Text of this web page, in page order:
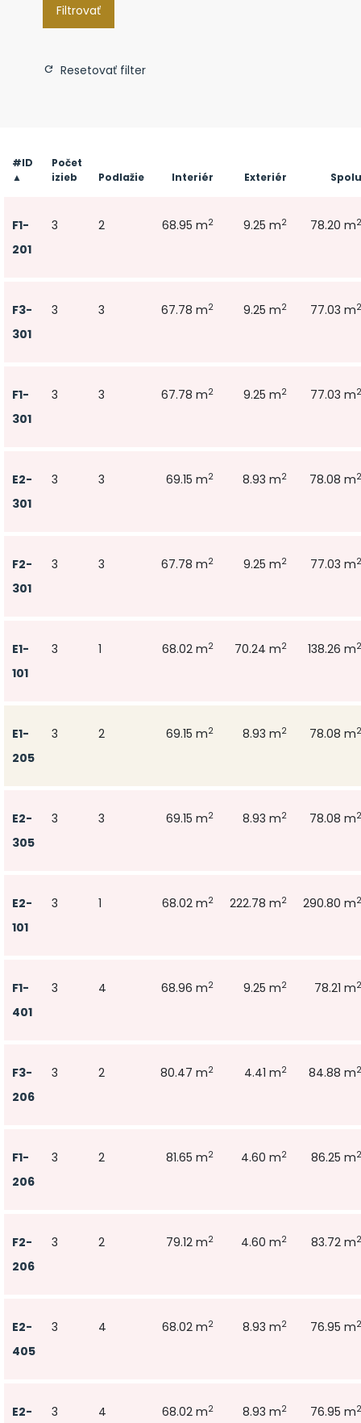
Filtrovať
Resetovať filter
#ID
▲
Počet
izieb
Podlažie Interiér Exteriér Spolu
F1-
201
3 2 68.95 m2 9.25 m2 78.20 m2
F3-
301
3 3 67.78 m2 9.25 m2 77.03 m2
F1-
301
3 3 67.78 m2 9.25 m2 77.03 m2
E2-
301
3 3 69.15 m2 8.93 m2 78.08 m2
F2-
301
3 3 67.78 m2 9.25 m2 77.03 m2
E1-
101
3 1 68.02 m2 70.24 m2 138.26 m2
E1-
205
3 2 69.15 m2 8.93 m2 78.08 m2
E2-
305
3 3 69.15 m2 8.93 m2 78.08 m2
E2-
101
3 1 68.02 m2 222.78 m2 290.80 m2
F1-
401
3 4 68.96 m2 9.25 m2 78.21 m2
F3-
206
3 2 80.47 m2 4.41 m2 84.88 m2
F1-
206
3 2 81.65 m2 4.60 m2 86.25 m2
F2-
206
3 2 79.12 m2 4.60 m2 83.72 m2
E2-
405
3 4 68.02 m2 8.93 m2 76.95 m2
E2- 3 4 68.02 m2 8.93 m2 76.95 m2